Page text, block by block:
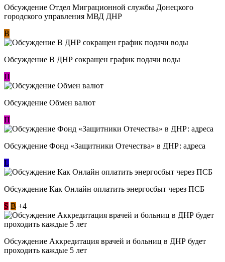
Обсуждение Отдел Миграционной службы Донецкого
городского управления МВД ДНР
В
Обсуждение В ДНР сокращен график подачи воды
П
Обсуждение Обмен валют
П
Обсуждение Фонд «Защитники Отечества» в ДНР: адреса
L
Обсуждение ​Как Онлайн оплатить энергосбыт через ПСБ
S В +4
Обсуждение Аккредитация врачей и больниц в ДНР будет
проходить каждые 5 лет